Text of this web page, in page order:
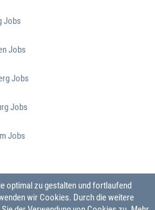
Jobs
Jobs
Jobs
Jobs
Jobs
optimal zu gestalten und fortlaufend
wir Cookies. Durch die weitere